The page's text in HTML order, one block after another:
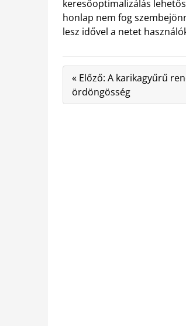
keresőoptimalizálás
honlap nem fog
lesz idővel a netet
« Előző: A karikagyűrű
ördöngösség